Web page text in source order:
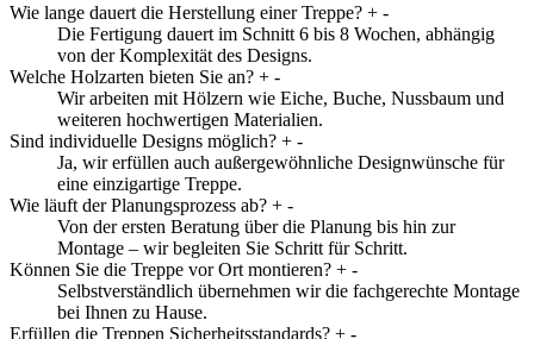
Wie lange dauert die Herstellung einer Treppe? + -
Die Fertigung dauert im Schnitt 6 bis 8 Wochen, abhängig
von der Komplexität des Designs.
Welche Holzarten bieten Sie an? + -
Wir arbeiten mit Hölzern wie Eiche, Buche, Nussbaum und
weiteren hochwertigen Materialien.
Sind individuelle Designs möglich? + -
Ja, wir erfüllen auch außergewöhnliche Designwünsche für
eine einzigartige Treppe.
Wie läuft der Planungsprozess ab? + -
Von der ersten Beratung über die Planung bis hin zur
Montage – wir begleiten Sie Schritt für Schritt.
Können Sie die Treppe vor Ort montieren? + -
Selbstverständlich übernehmen wir die fachgerechte Montage
bei Ihnen zu Hause.
Erfüllen die Treppen Sicherheitsstandards? + -